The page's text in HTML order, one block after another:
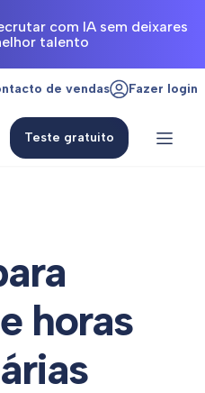
com IA sem deixares
talento
de vendas Fazer login
Teste gratuito
horas